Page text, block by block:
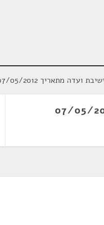
ישיבת ועדה מתאריך 07/05/2012